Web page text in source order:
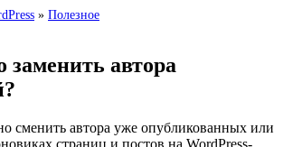
» Полезное
заменить автора
сменить автора уже опубликованных или
страниц и постов на WordPress-